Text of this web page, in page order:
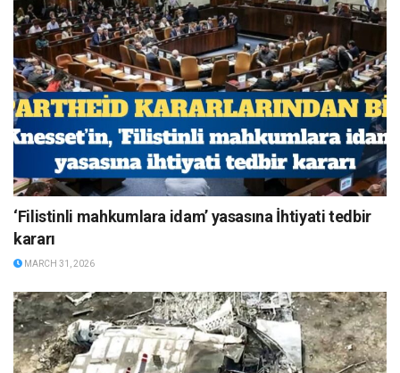
‘Filistinli mahkumlara idam’ yasasına İhtiyati tedbir
kararı
MARCH 31, 2026